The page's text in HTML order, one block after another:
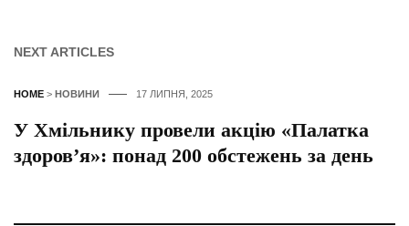
NEXT ARTICLES
HOME > НОВИНИ 17 ЛИПНЯ, 2025
У Хмільнику провели акцію «Палатка
здоров’я»: понад 200 обстежень за день